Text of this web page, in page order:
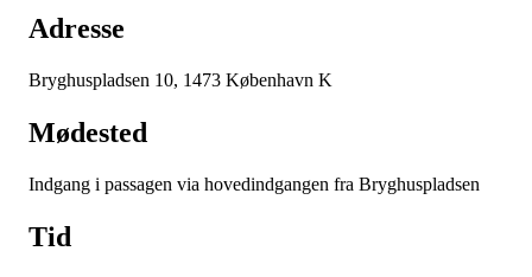
Adresse
Bryghuspladsen 10, 1473 København K
Mødested
Indgang i passagen via hovedindgangen fra Bryghuspladsen
Tid